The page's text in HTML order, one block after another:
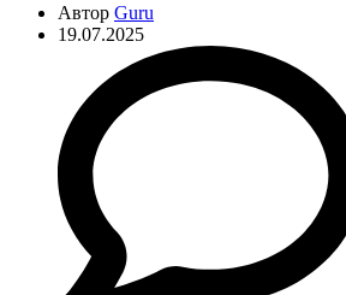
Автор Guru
19.07.2025